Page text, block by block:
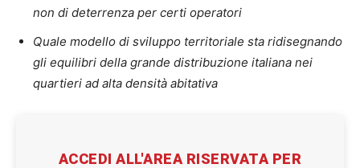
non di deterrenza per certi operatori
Quale modello di sviluppo territoriale sta ridisegnando
gli equilibri della grande distribuzione italiana nei
quartieri ad alta densità abitativa
ACCEDI ALL'AREA RISERVATA PER